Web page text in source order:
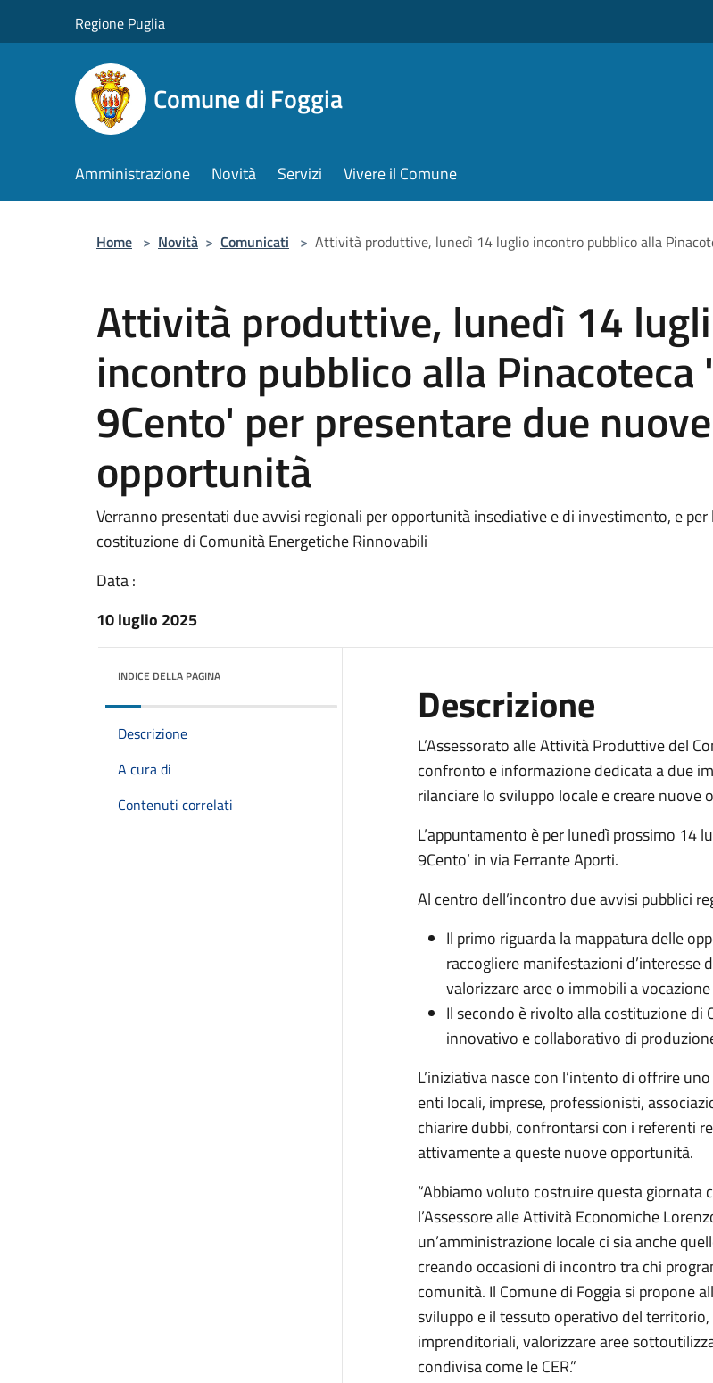
Regione Puglia
Comune di Foggia
Amministrazione Novità Servizi Vivere il Comune
Home > Novità > Comunicati > Attività produttive, lunedì 14 luglio incontro pubblico alla
Attività produttive, lunedì 14
incontro pubblico alla Pinacoteca
9Cento' per presentare due nuove
opportunità
Verranno presentati due avvisi regionali per opportunità insediative e di investimento, e per
costituzione di Comunità Energetiche Rinnovabili
Data :
10 luglio 2025
INDICE DELLA PAGINA
Descrizione
A cura di
Contenuti correlati
Descrizione
L’Assessorato alle Attività Produttive del
confronto e informazione dedicata a due
rilanciare lo sviluppo locale e creare
L’appuntamento è per lunedì prossimo 14
9Cento’ in via Ferrante Aporti.
Al centro dell’incontro due avvisi pubblici
Il primo riguarda la mappatura delle
raccogliere manifestazioni d’interesse
valorizzare aree o immobili a
Il secondo è rivolto alla costituzione di
innovativo e collaborativo di
L’iniziativa nasce con l’intento di offrire
enti locali, imprese, professionisti,
chiarire dubbi, confrontarsi con i referenti
attivamente a queste nuove opportunità.
“Abbiamo voluto costruire questa
l’Assessore alle Attività Economiche
un’amministrazione locale ci sia anche
creando occasioni di incontro tra chi
comunità. Il Comune di Foggia si propone
sviluppo e il tessuto operativo del
imprenditoriali, valorizzare aree
condivisa come le CER.”